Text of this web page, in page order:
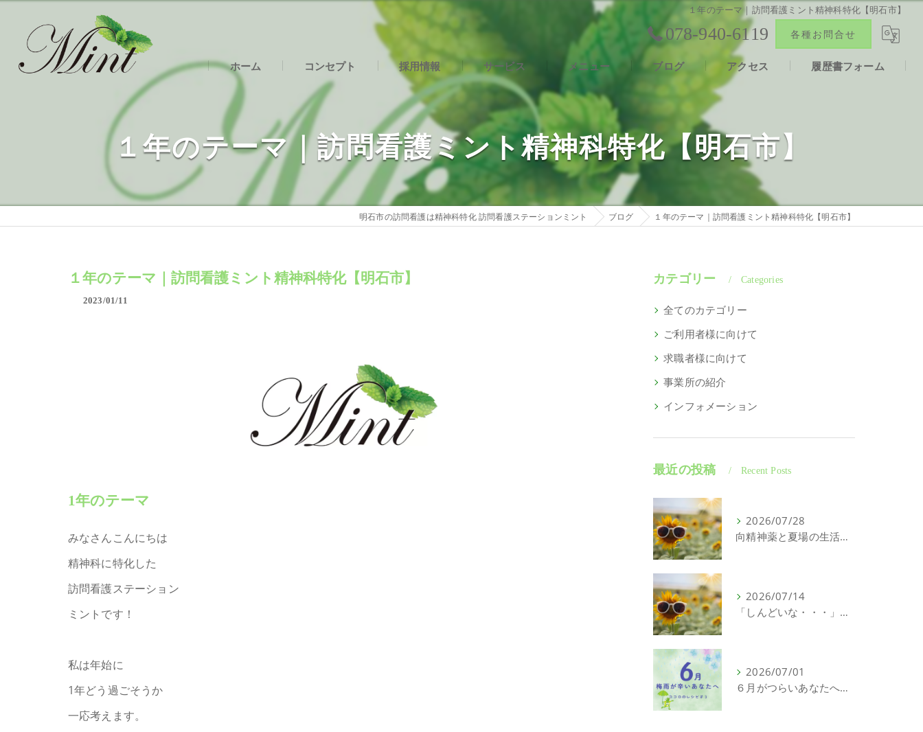
１年のテーマ｜訪問看護ミント精神科特化【明石市】
078-940-6119 各種お問合せ
ホーム コンセプト
明石市の訪問看護･精神科特化 訪問看護ステーションミントの口コミ情報
明石市の訪問看護･精神科特化 訪問看護ステーションミントの評判
明石市の訪問看護･精神科特化 訪問看護ステーションミントのお客様の声
採用情報
社内インタビュー
サービス メニュー ブログ アクセス
合同会社ファン
履歴書フォーム
１年のテーマ｜訪問看護ミント精神科特化【明石市】
明石市の訪問看護は精神科特化 訪問看護ステーションミント ブログ １年のテーマ｜訪問看護ミント精神科特化【明石市】
１年のテーマ｜訪問看護ミント精神科特化【明石市】
2023/01/11
1年のテーマ
みなさんこんにちは
精神科に特化した
訪問看護ステーション
ミントです！
私は年始に
1年どう過ごそうか
一応考えます。
カテゴリー Categories
全てのカテゴリー
ご利用者様に向けて
求職者様に向けて
事業所の紹介
インフォメーション
最近の投稿 Recent Posts
2026/07/28
向精神薬と夏場の生活について｜精神科特化訪問看護ミント【明石市・神戸市垂水区・神戸市西区】
2026/07/14
「しんどいな・・・」それ、こころの問題じゃないかもしれません｜精神科特化訪問看護ミント【明石市・神戸市西区・垂水区】
2026/07/01
６月がつらいあなたへ｜頑張れない日にも意味がある